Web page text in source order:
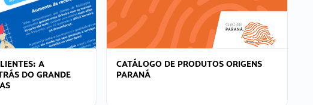
A
DO GRANDE
CATÁLOGO DE PRODUTOS ORIGENS
PARANÁ